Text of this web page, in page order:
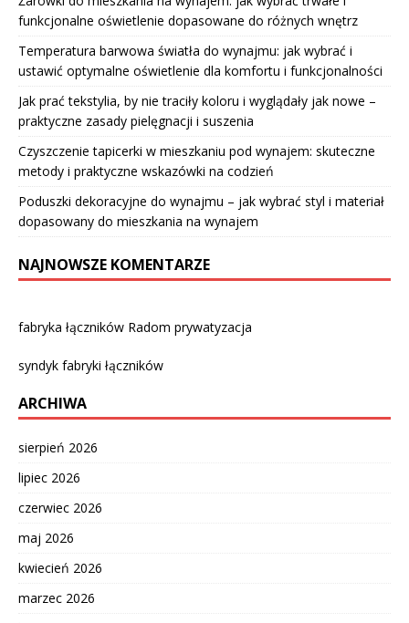
funkcjonalne oświetlenie dopasowane do różnych wnętrz
Temperatura barwowa światła do wynajmu: jak wybrać i
ustawić optymalne oświetlenie dla komfortu i funkcjonalności
Jak prać tekstylia, by nie traciły koloru i wyglądały jak nowe –
praktyczne zasady pielęgnacji i suszenia
Czyszczenie tapicerki w mieszkaniu pod wynajem: skuteczne
metody i praktyczne wskazówki na codzień
Poduszki dekoracyjne do wynajmu – jak wybrać styl i materiał
dopasowany do mieszkania na wynajem
NAJNOWSZE KOMENTARZE
fabryka łączników Radom prywatyzacja
syndyk fabryki łączników
ARCHIWA
sierpień 2026
lipiec 2026
czerwiec 2026
maj 2026
kwiecień 2026
marzec 2026